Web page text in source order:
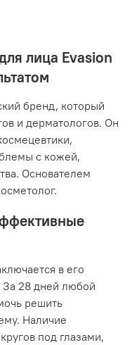
лица Evasion
бренд, который
и дерматологов. Он
с кожей,
Основателем
в его
За 28 дней любой
решить
Наличие
под глазами,